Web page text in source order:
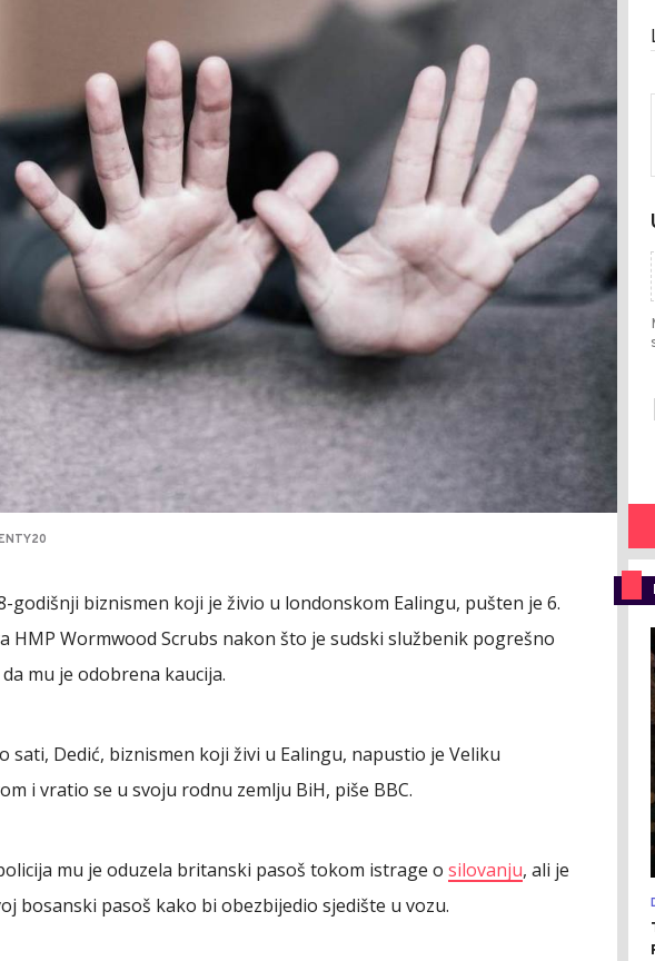
godišnji biznismen koji je živio u londonskom Ealingu, pušten je 6.
HMP Wormwood Scrubs nakon što je sudski službenik pogrešno
mu je odobrena kaucija.
sati, Dedić, biznismen koji živi u Ealingu, napustio je Veliku
i vratio se u svoju rodnu zemlju BiH, piše BBC.
mu je oduzela britanski pasoš tokom istrage o silovanju, ali je
bosanski pasoš kako bi obezbijedio sjedište u vozu.